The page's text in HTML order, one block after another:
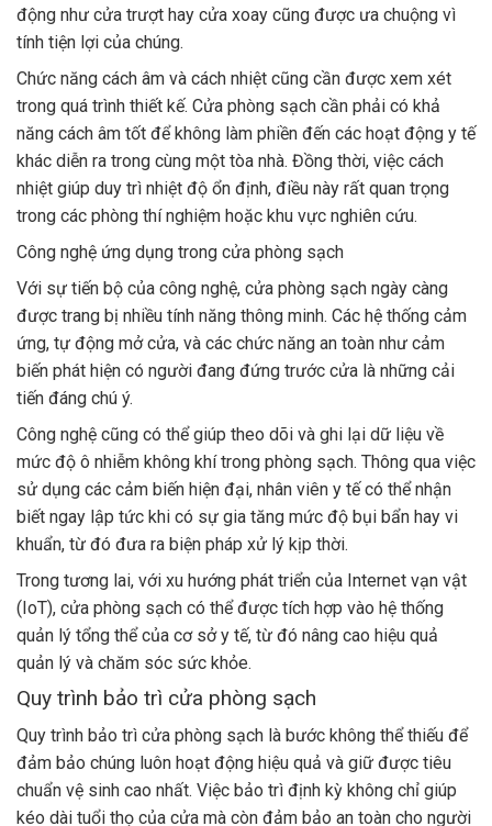
động như cửa trượt hay cửa xoay cũng được ưa chuộng vì
tính tiện lợi của chúng.
Chức năng cách âm và cách nhiệt cũng cần được xem xét
trong quá trình thiết kế. Cửa phòng sạch cần phải có khả
năng cách âm tốt để không làm phiền đến các hoạt động y tế
khác diễn ra trong cùng một tòa nhà. Đồng thời, việc cách
nhiệt giúp duy trì nhiệt độ ổn định, điều này rất quan trọng
trong các phòng thí nghiệm hoặc khu vực nghiên cứu.
Công nghệ ứng dụng trong cửa phòng sạch
Với sự tiến bộ của công nghệ, cửa phòng sạch ngày càng
được trang bị nhiều tính năng thông minh. Các hệ thống cảm
ứng, tự động mở cửa, và các chức năng an toàn như cảm
biến phát hiện có người đang đứng trước cửa là những cải
tiến đáng chú ý.
Công nghệ cũng có thể giúp theo dõi và ghi lại dữ liệu về
mức độ ô nhiễm không khí trong phòng sạch. Thông qua việc
sử dụng các cảm biến hiện đại, nhân viên y tế có thể nhận
biết ngay lập tức khi có sự gia tăng mức độ bụi bẩn hay vi
khuẩn, từ đó đưa ra biện pháp xử lý kịp thời.
Trong tương lai, với xu hướng phát triển của Internet vạn vật
(IoT), cửa phòng sạch có thể được tích hợp vào hệ thống
quản lý tổng thể của cơ sở y tế, từ đó nâng cao hiệu quả
quản lý và chăm sóc sức khỏe.
Quy trình bảo trì cửa phòng sạch
Quy trình bảo trì cửa phòng sạch là bước không thể thiếu để
đảm bảo chúng luôn hoạt động hiệu quả và giữ được tiêu
chuẩn vệ sinh cao nhất. Việc bảo trì định kỳ không chỉ giúp
kéo dài tuổi thọ của cửa mà còn đảm bảo an toàn cho người